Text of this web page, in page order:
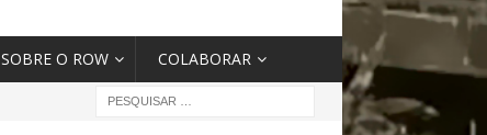
SOBRE O ROW COLABORAR